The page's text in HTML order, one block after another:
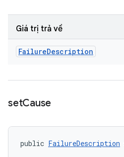
Giá trị trả về
FailureDescription
setCause
public FailureDescription